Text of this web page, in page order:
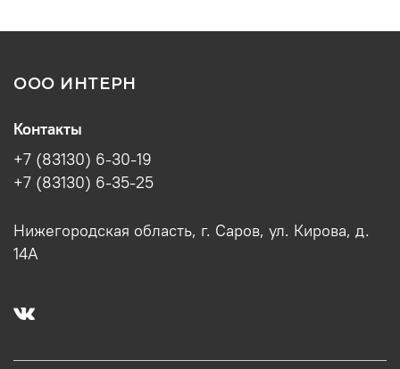
ООО ИНТЕРН
Контакты
+7 (83130) 6-30-19
+7 (83130) 6-35-25
Нижегородская область, г. Саров, ул. Кирова, д.
14А